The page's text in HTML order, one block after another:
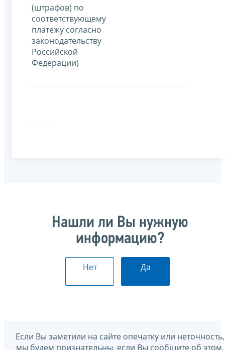
(штрафов) по
соответствующему
платежу согласно
законодательству
Российской
Федерации)
Нашли ли Вы нужную
информацию?
Нет Да
Если Вы заметили на сайте опечатку или неточность,
мы будем признательны, если Вы сообщите об этом.